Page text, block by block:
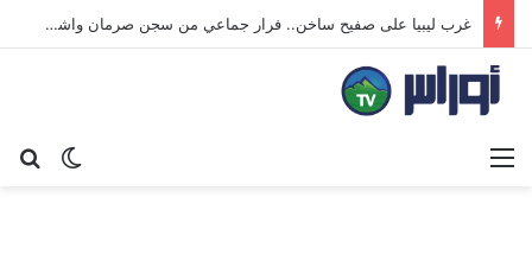
الوضع القائمة